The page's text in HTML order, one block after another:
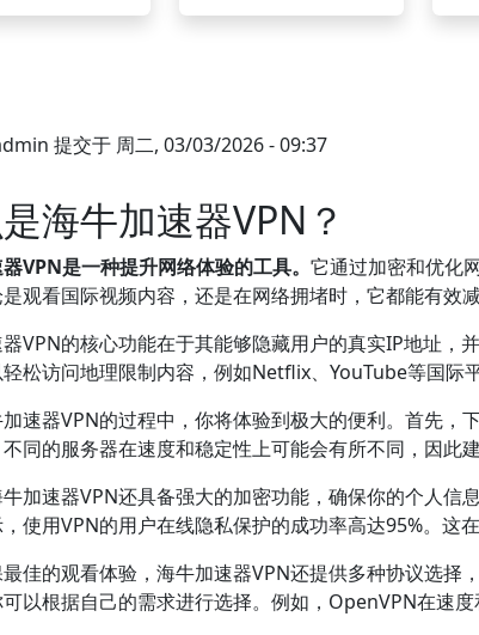
提交于 周二, 03/03/2026 - 09:37
海牛加速器VPN？
VPN是一种提升网络体验的工具。 它通过加密和优化
观看国际视频内容，还是在网络拥堵时，它都能有效
VPN的核心功能在于其能够隐藏用户的真实IP地址，
松访问地理限制内容，例如Netflix、YouTube等国际
速器VPN的过程中，你将体验到极大的便利。首先，
同的服务器在速度和稳定性上可能会有所不同，因此
加速器VPN还具备强大的加密功能，确保你的个人信
使用VPN的用户在线隐私保护的成功率高达95%。这
佳的观看体验，海牛加速器VPN还提供多种协议选
以根据自己的需求进行选择。例如，OpenVPN在速度